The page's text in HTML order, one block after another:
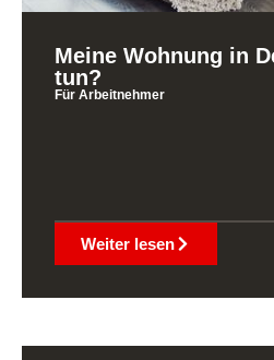
Meine Wohnung in
tun?
Für Arbeitnehmer
Weiter lesen